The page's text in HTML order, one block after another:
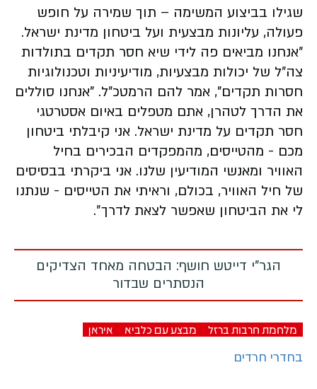
שגילו בביצוע המשימה – תוך שמירה על חופש
פעולה, עליונות מבצעית ועל ביטחון מדינת ישראל.
״אנחנו מביאים פה לידי שיא חסר תקדים בתולדות
צה״ל של יכולות מבצעיות, מודיעיניות וטכנולוגיות
חסרות תקדים", אמר להם הרמטכ"ל. "אנחנו סוללים
את הדרך לטהרן, אתם מטפלים באיום אסטרטגי
חסר תקדים על מדינת ישראל. אני קיבלתי ביטחון
מכם - מהטייסים, מהמפקדים הבכירים בחיל
האוויר ומאנשי המודיעין שלנו. אני ביקרתי בבסיסים
של חיל האוויר, בכולם, וראיתי את הטייסים - שנתנו
לי את הביטחון שאפשר לצאת לדרך״.
הגר"י דייטש חושף: הבטחה מאחד הצדיקים
הנסתרים שבדור
מלחמת חרבות ברזל מבצע עם כלביא איראן
בחדרי חרדים